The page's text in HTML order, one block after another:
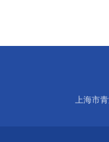
上海市